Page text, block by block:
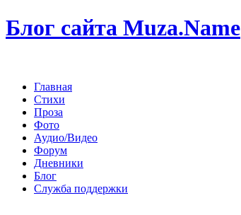
Блог сайта Muza.Name
Главная
Стихи
Проза
Фото
Аудио/Видео
Форум
Дневники
Блог
Служба поддержки